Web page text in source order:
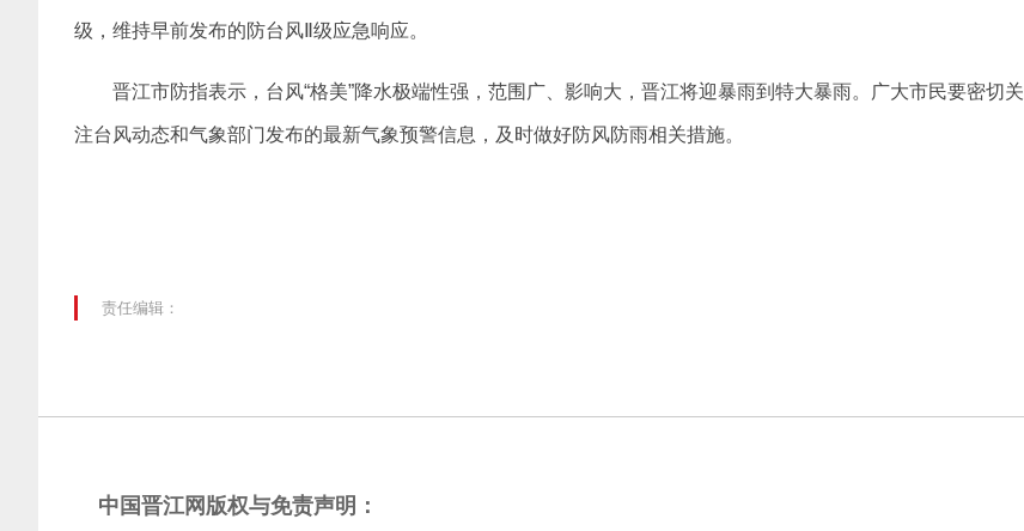
级，维持早前发布的防台风Ⅱ级应急响应。
晋江市防指表示，台风“格美”降水极端性强，范围广、影响大，晋江将迎暴雨到特大暴雨。广大市民要密切关
注台风动态和气象部门发布的最新气象预警信息，及时做好防风防雨相关措施。
责任编辑：
中国晋江网版权与免责声明：